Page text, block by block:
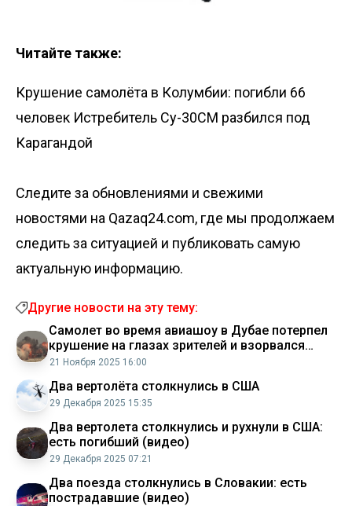
Читайте также:
Крушение самолёта в Колумбии: погибли 66
человек Истребитель Су-30СМ разбился под
Карагандой
Следите за обновлениями и свежими
новостями на Qazaq24.com, где мы продолжаем
следить за ситуацией и публиковать самую
актуальную информацию.
Другие новости на эту тему:
Самолет во время авиашоу в Дубае потерпел
крушение на глазах зрителей и взорвался
(видео)
21 Ноября 2025 16:00
Два вертолёта столкнулись в США
29 Декабря 2025 15:35
Два вертолета столкнулись и рухнули в США:
есть погибший (видео)
29 Декабря 2025 07:21
Два поезда столкнулись в Словакии: есть
пострадавшие (видео)